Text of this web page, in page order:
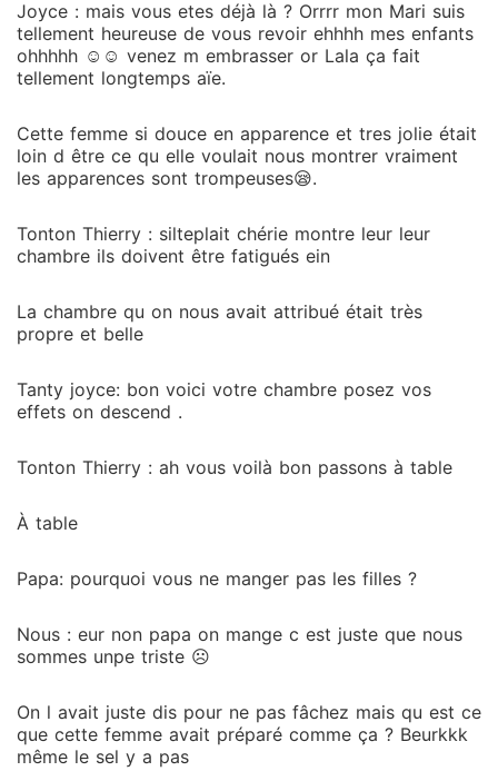
Joyce : mais vous etes déjà là ? Orrrr mon Mari suis
tellement heureuse de vous revoir ehhhh mes enfants
ohhhhh ☺️☺️ venez m embrasser or Lala ça fait
tellement longtemps aïe.
Cette femme si douce en apparence et tres jolie était
loin d être ce qu elle voulait nous montrer vraiment
les apparences sont trompeuses😪.
Tonton Thierry : silteplait chérie montre leur leur
chambre ils doivent être fatigués ein
La chambre qu on nous avait attribué était très
propre et belle
Tanty joyce: bon voici votre chambre posez vos
effets on descend .
Tonton Thierry : ah vous voilà bon passons à table
À table
Papa: pourquoi vous ne manger pas les filles ?
Nous : eur non papa on mange c est juste que nous
sommes unpe triste ☹️
On l avait juste dis pour ne pas fâchez mais qu est ce
que cette femme avait préparé comme ça ? Beurkkk
même le sel y a pas